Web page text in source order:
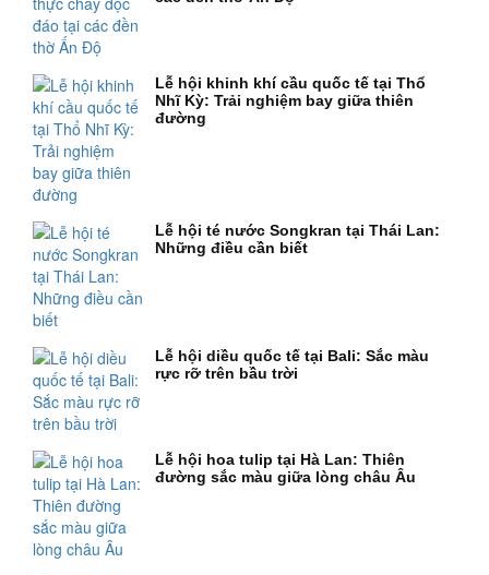
Lễ hội khinh khí cầu quốc tế tại Thổ
Nhĩ Kỳ: Trải nghiệm bay giữa thiên
đường
Lễ hội té nước Songkran tại Thái Lan:
Những điều cần biết
Lễ hội diều quốc tế tại Bali: Sắc màu
rực rỡ trên bầu trời
Lễ hội hoa tulip tại Hà Lan: Thiên
đường sắc màu giữa lòng châu Âu